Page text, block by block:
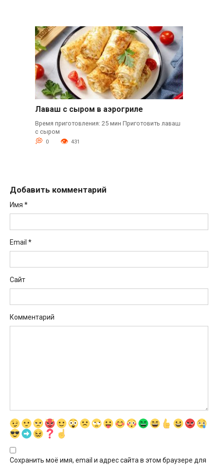
Лаваш с сыром в аэрогриле
Время приготовления: 25 мин Приготовить лаваш
с сыром
0 431
Добавить комментарий
Имя *
Email *
Сайт
Комментарий
Сохранить моё имя, email и адрес сайта в этом браузере для